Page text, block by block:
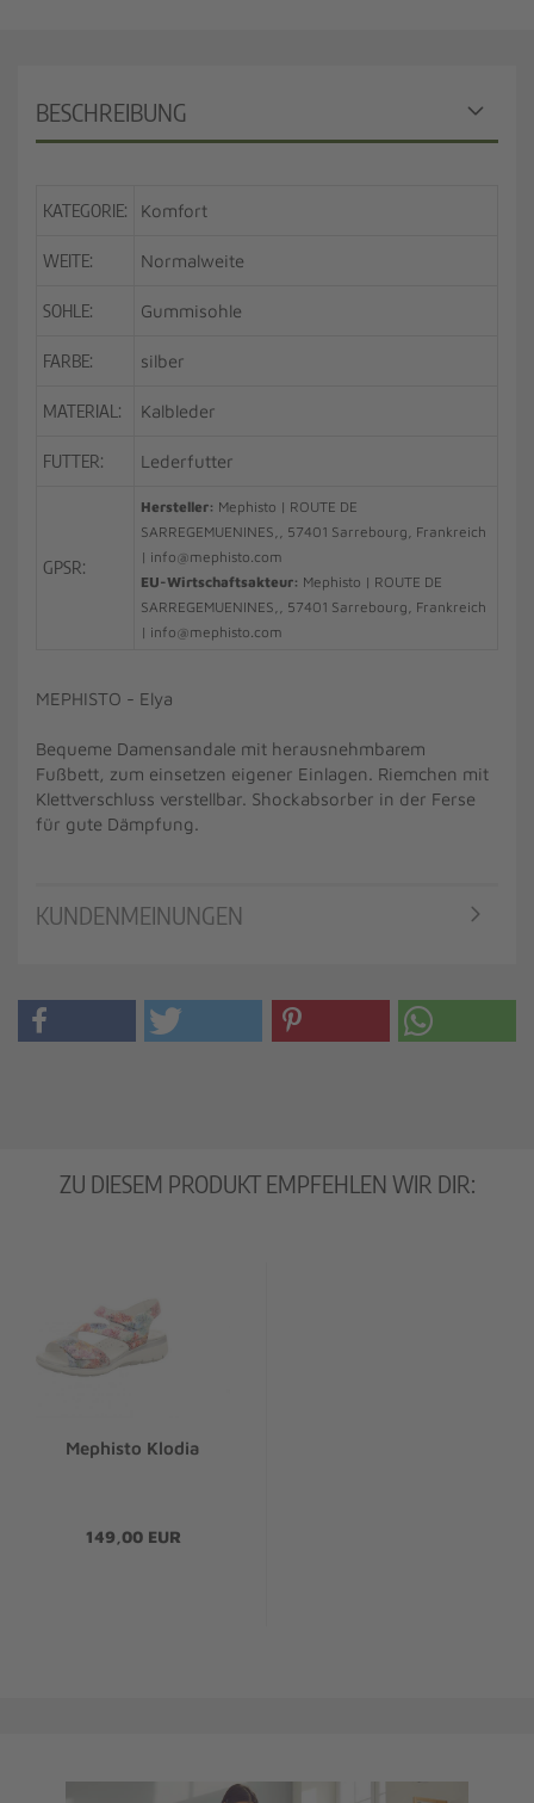
BESCHREIBUNG
KATEGORIE: Komfort
WEITE: Normalweite
SOHLE: Gummisohle
FARBE: silber
MATERIAL: Kalbleder
FUTTER: Lederfutter
GPSR:
Hersteller: Mephisto | ROUTE DE
SARREGEMUENINES,, 57401 Sarrebourg, Frankreich
| info@mephisto.com
EU-Wirtschaftsakteur: Mephisto | ROUTE DE
SARREGEMUENINES,, 57401 Sarrebourg, Frankreich
| info@mephisto.com
MEPHISTO - Elya
Bequeme Damensandale mit herausnehmbarem
Fußbett, zum einsetzen eigener Einlagen. Riemchen mit
Klettverschluss verstellbar. Shockabsorber in der Ferse
für gute Dämpfung.
KUNDENMEINUNGEN
ZU DIESEM PRODUKT EMPFEHLEN WIR DIR:
Mephisto Klodia
149,00 EUR